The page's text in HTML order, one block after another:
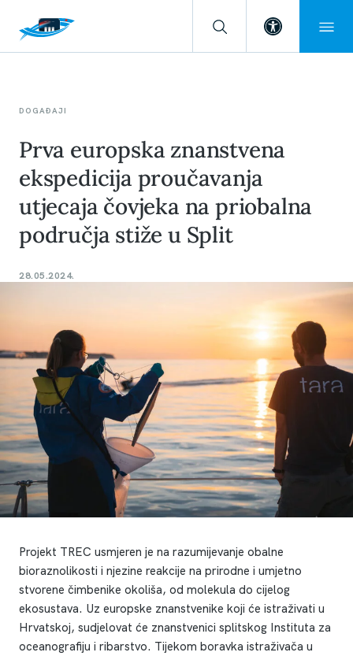
Open
DOGAĐAJI
Prva europska znanstvena
ekspedicija proučavanja
utjecaja čovjeka na priobalna
područja stiže u Split
28.05.2024.
Projekt TREC usmjeren je na razumijevanje obalne
bioraznolikosti i njezine reakcije na prirodne i umjetno
stvorene čimbenike okoliša, od molekula do cijelog
ekosustava. Uz europske znanstvenike koji će istraživati u
Hrvatskoj, sudjelovat će znanstvenici splitskog Instituta za
oceanografiju i ribarstvo. Tijekom boravka istraživača u